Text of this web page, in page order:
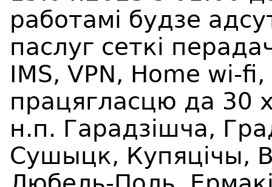
работамі будзе а
паслуг сеткі
IMS, VPN, Home wi-
працягласцю да 30
н.п. Гарадзішча,
Сушыцк, Купяцічы,